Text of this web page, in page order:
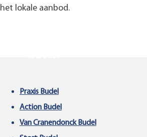
het lokale aanbod.
Praxis Budel
Action Budel
Van Cranendonck Budel